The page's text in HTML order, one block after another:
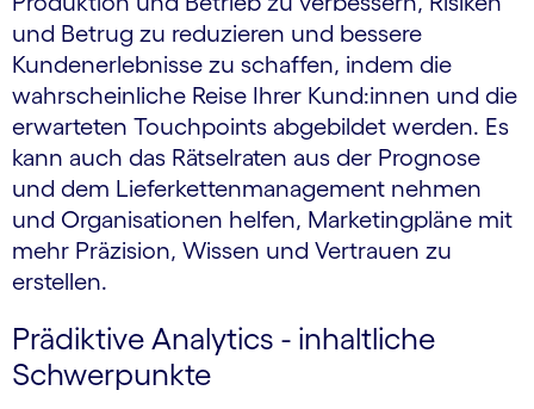
und Betrug zu reduzieren und bessere
Kundener­lebnisse zu schaffen, indem die
wahrscheinliche Reise Ihrer Kund:innen und die
erwarteten Touchpoints abgebildet werden. Es
kann auch das Rätselraten aus der Prognose
und dem Lieferkett­enmanage­ment nehmen
und Organisationen helfen, Marketing­pläne mit
mehr Präzision, Wissen und Vertrauen zu
erstellen.
Prädiktive Analytics - inhaltliche
Schwerpunkte